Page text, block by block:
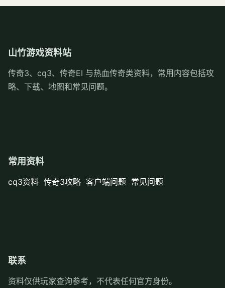
山竹游戏资料站
传奇3、cq3、传奇EI 与热血传奇类资料，常用内容包括攻
略、下载、地图和常见问题。
常用资料
cq3资料 传奇3攻略 客户端问题 常见问题
联系
资料仅供玩家查询参考，不代表任何官方身份。